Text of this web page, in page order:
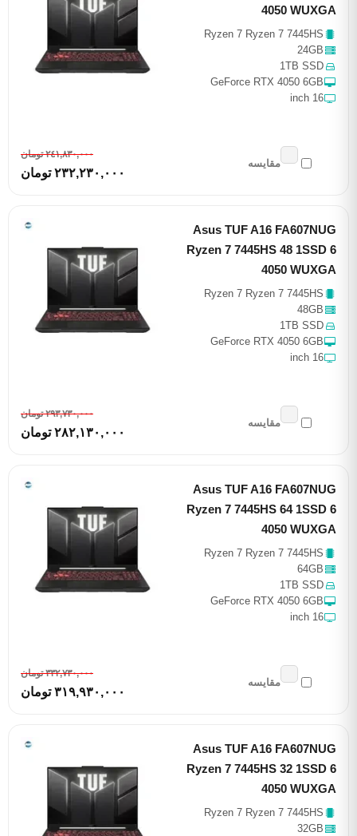
4050 WUXGA
Ryzen 7 Ryzen 7 7445HS
24GB
1TB SSD
GeForce RTX 4050 6GB
16 inch
٢٤١,٨٣٠,٠٠٠ تومان
٢٣٢,٢٣٠,٠٠٠ تومان
مقایسه
Asus TUF A16 FA607NUG
Ryzen 7 7445HS 48 1SSD 6
4050 WUXGA
Ryzen 7 Ryzen 7 7445HS
48GB
1TB SSD
GeForce RTX 4050 6GB
16 inch
٢٩٣,٧٣٠,٠٠٠ تومان
٢٨٢,١٣٠,٠٠٠ تومان
مقایسه
Asus TUF A16 FA607NUG
Ryzen 7 7445HS 64 1SSD 6
4050 WUXGA
Ryzen 7 Ryzen 7 7445HS
64GB
1TB SSD
GeForce RTX 4050 6GB
16 inch
٣٣٢,٧٣٠,٠٠٠ تومان
٣١٩,٩٣٠,٠٠٠ تومان
مقایسه
Asus TUF A16 FA607NUG
Ryzen 7 7445HS 32 1SSD 6
4050 WUXGA
Ryzen 7 Ryzen 7 7445HS
32GB